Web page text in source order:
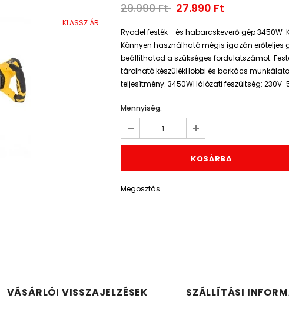
KLASSZ ÁR
29.990 Ft 27.990 Ft
Ryodel festék - és habarcskeverő gép 3450W
Könnyen használható mégis igazán erőteljes
beállíthatod a szükséges fordulatszámot.
tárolható készülékHobbi és barkács
teljesítmény: 3450WHálózati feszültség: 230V-
Mennyiség:
Megosztás
VÁSÁRLÓI VISSZAJELZÉSEK SZÁLLÍTÁSI